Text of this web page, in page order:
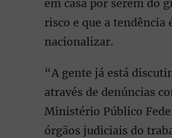
em casa por serem do
risco e que a tendência
nacionalizar.
“A gente já está
através de denúncias
Ministério Público
órgãos judiciais do